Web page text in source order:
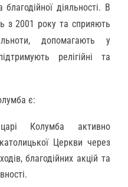
благодійної діяльності. В
з 2001 року та сприяють
допомагають у
релігійні та
є:
Колумба активно
Церкви через
благодійних акцій та